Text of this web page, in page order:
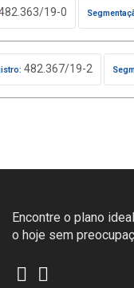
19-0
482.367/19-2
Encontre o plano
o hoje sem